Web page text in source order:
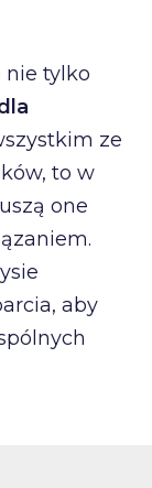
nie tylko
ze
to w
one
aby